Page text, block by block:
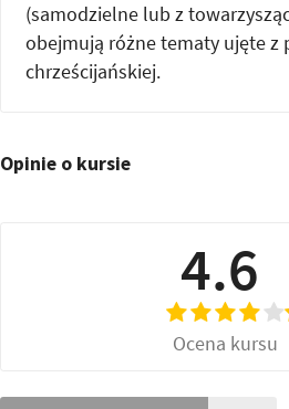
(samodzielne lub z
obejmują różne tematy ujęte z
chrześcijańskiej.
Opinie o kursie
4.6
Ocena kursu